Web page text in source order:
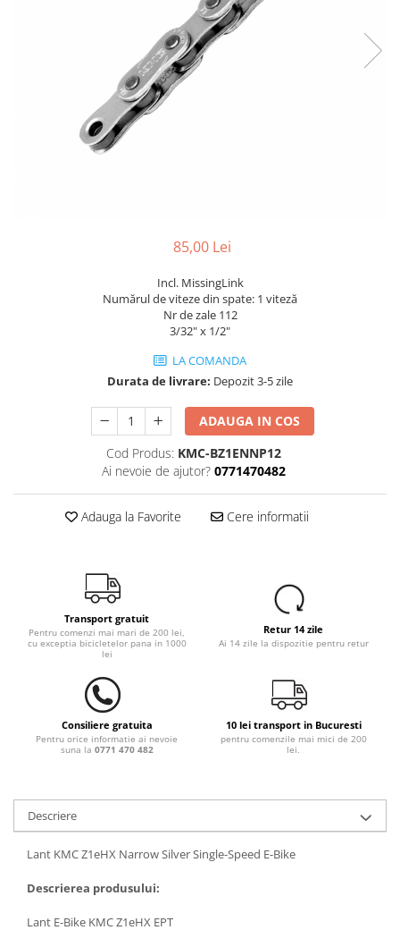
Suporturi auto
Mansoane & Ghidoline
Schimbatoare si accesorii
85,00 Lei
Incl. MissingLink
Numărul de viteze din spate: 1 viteză
Nr de zale 112
3/32" x 1/2"
LA COMANDA
Durata de livrare: Depozit 3-5 zile
ADAUGA IN COS
Cod Produs: KMC-BZ1ENNP12
Ai nevoie de ajutor? 0771470482
Adauga la Favorite Cere informatii
Transport gratuit
Pentru comenzi mai mari de 200 lei,
cu exceptia bicicletelor pana in 1000
lei
Retur 14 zile
Ai 14 zile la dispozitie pentru retur
Consiliere gratuita
Pentru orice informatie ai nevoie
suna la 0771 470 482
10 lei transport in Bucuresti
pentru comenzile mai mici de 200
lei.
Descriere
Lant KMC Z1eHX Narrow Silver Single-Speed E-Bike
Descrierea produsului:
Lant E-Bike KMC Z1eHX EPT